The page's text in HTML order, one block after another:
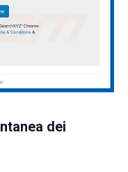
dei